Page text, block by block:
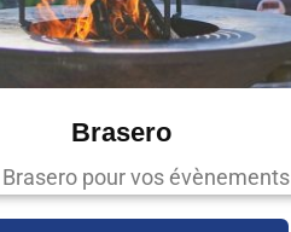
Brasero
pour vos évènements